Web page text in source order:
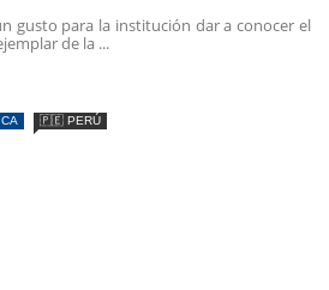
gusto para la institución dar a conocer el
de la ...
🇵🇪 PERÚ